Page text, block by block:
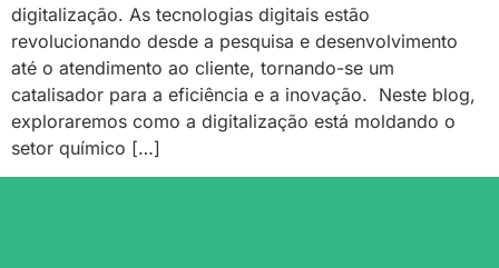
digitalização. As tecnologias digitais estão
revolucionando desde a pesquisa e desenvolvimento
até o atendimento ao cliente, tornando-se um
catalisador para a eficiência e a inovação. Neste blog,
exploraremos como a digitalização está moldando o
setor químico […]